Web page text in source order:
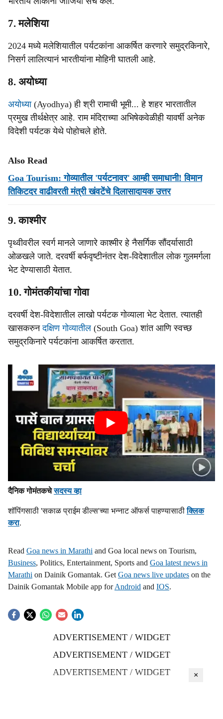
7. मलेशिया
2024 मध्ये मलेशियातील पर्यटकांना आकर्षित करणारे समुद्रकिनारे,
निसर्ग लालित्यानं भारतीयांना मोहिनी घातली आहे.
8. अयोध्या
अयोध्या(Ayodhya) ही श्री रामाची भूमी... हे शहर भारतातील
प्रमुख तीर्थक्षेत्र आहे. राम मंदिराच्या अभिषेकवेळीही यावर्षी अनेक
विदेशी पर्यटक येथे पोहोचले होते.
Also Read
Goa Tourism: गोव्यातील 'पर्यटनावर' आम्ही समाधानी! विमान
तिकिटदर वाढीवरती मंत्री खंवटेंचे दिलासादायक उत्तर
9. काश्मीर
पृथ्वीवरील स्वर्ग मानले जाणारे काश्मीर हे नैसर्गिक सौंदर्यासाठी
ओळखले जाते. दरवर्षी बर्फवृष्टीनंतर देश-विदेशातील लोक गुलमर्गला
भेट देण्यासाठी येतात.
10. गोमंतकीयांचा गोवा
दरवर्षी देश-विदेशातील लाखो पर्यटक गोव्याला भेट देतात. त्यातही
खासकरुनदक्षिण गोव्यातील (South Goa) शांत आणि स्वच्छ
समुद्रकिनारे पर्यटकांना आकर्षित करतात.
दैनिक गोमंतकचेसदस्य व्हा
शॉपिंगसाठी 'सकाळ प्राईम डील्स'च्या भन्नाट ऑफर्स पाहण्यासाठीक्लिक
करा.
Read Goa news in Marathi and Goa local news on Tourism,
Business, Politics, Entertainment, Sports and Goa latest news in
Marathi on Dainik Gomantak. Get Goa news live updates on the
Dainik Gomantak Mobile app forAndroid and IOS.
ADVERTISEMENT / WIDGET
ADVERTISEMENT / WIDGET
ADVERTISEMENT / WIDGET
×